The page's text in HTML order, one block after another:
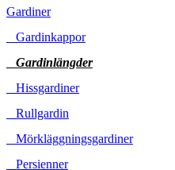
Gardiner
Gardinkappor
Gardinlängder
Hissgardiner
Rullgardin
Mörkläggningsgardiner
Persienner